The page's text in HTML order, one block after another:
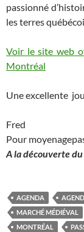
passionné
les terres
Voir le site web
Montréal
Une excellente
Fred
Pour
A la découverte
AGENDA
MARCHÉ MÉDIÉVAL
MONTRÉAL